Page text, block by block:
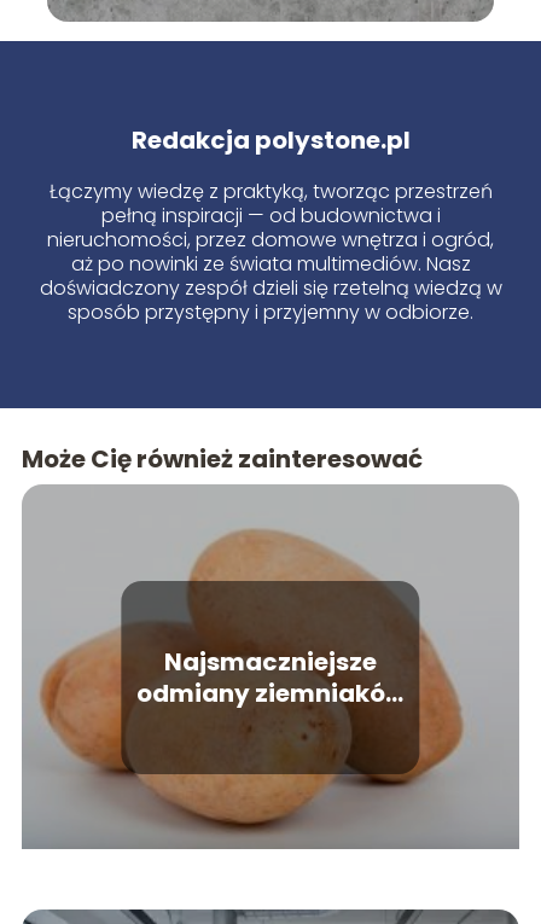
Redakcja polystone.pl
Łączymy wiedzę z praktyką, tworząc przestrzeń
pełną inspiracji — od budownictwa i
nieruchomości, przez domowe wnętrza i ogród,
aż po nowinki ze świata multimediów. Nasz
doświadczony zespół dzieli się rzetelną wiedzą w
sposób przystępny i przyjemny w odbiorze.
Może Cię również zainteresować
Najsmaczniejsze
odmiany ziemniaków
jadalnych w Polsce